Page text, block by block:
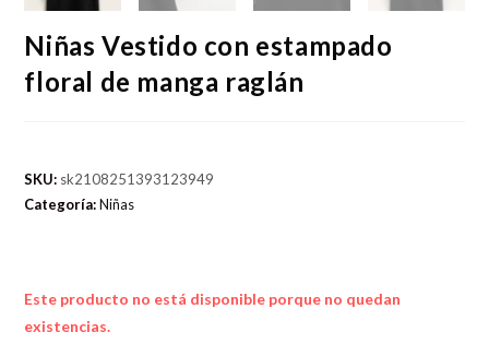
Niñas Vestido con estampado
floral de manga raglán
SKU: sk2108251393123949
Categoría:Niñas
Este producto no está disponible porque no quedan
existencias.